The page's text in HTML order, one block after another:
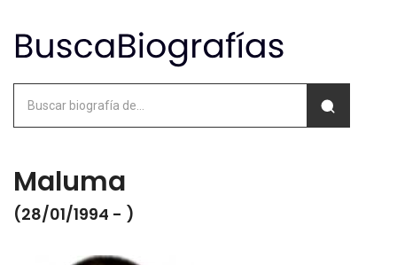
Maluma
(28/01/1994 - )